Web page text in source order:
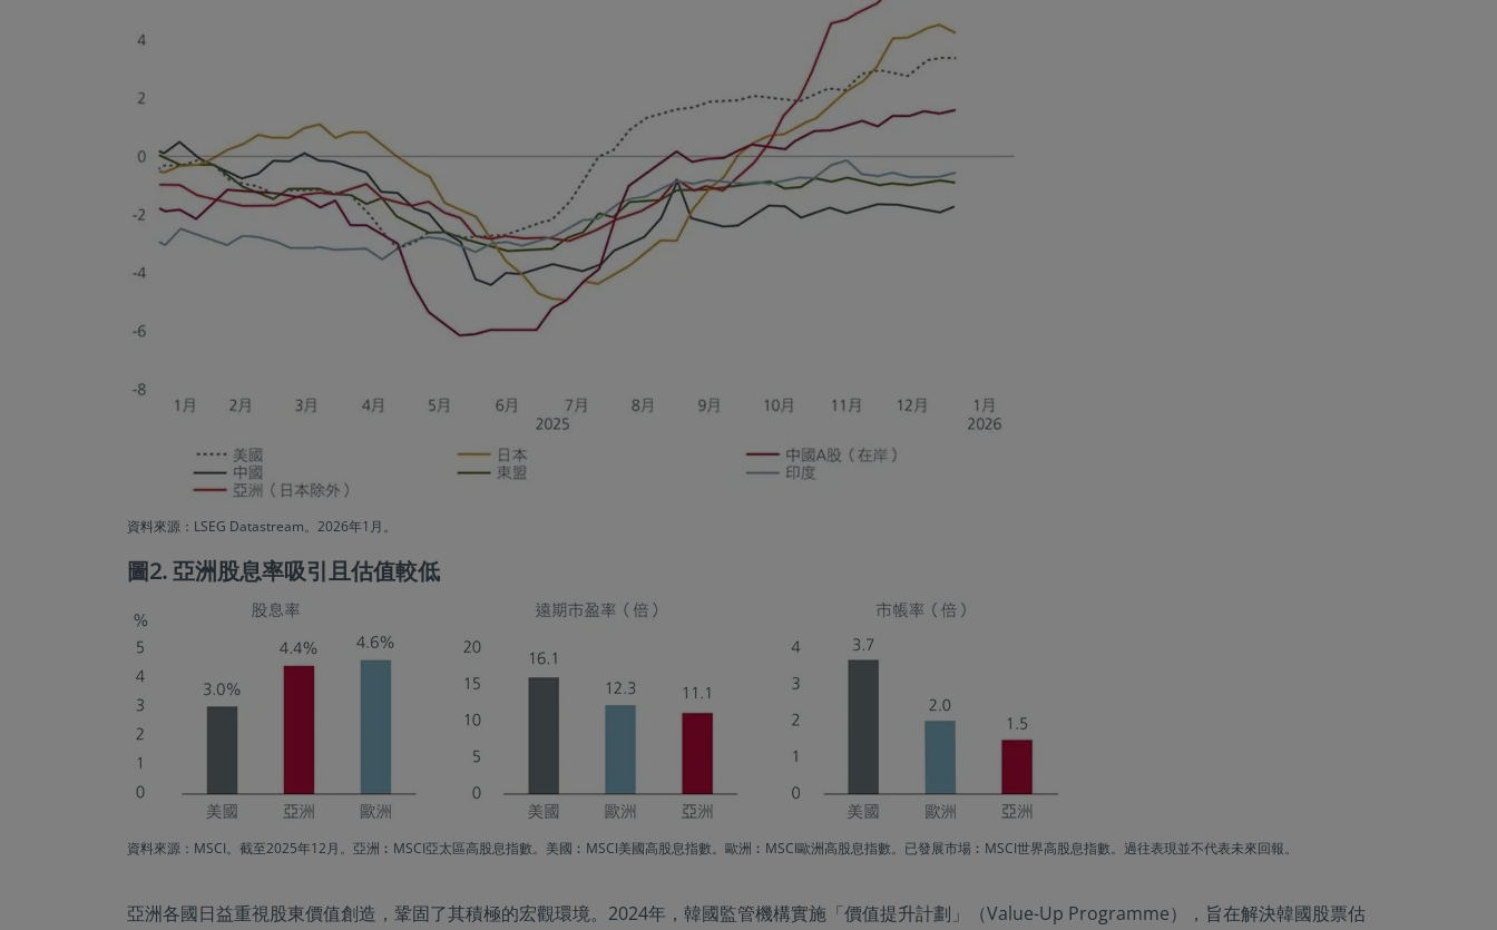
資料來源：LSEG Datastream。2026年1月。
圖2. 亞洲股息率吸引且估值較低
資料來源：MSCI。截至2025年12月。亞洲︰MSCI亞太區高股息指數。美國︰MSCI美國高股息指數。歐洲︰MSCI歐洲高股息指數。已發展市場︰MSCI世界高股息指數。過往表現並不代表未來回報。
亞洲各國日益重視股東價值創造，鞏固了其積極的宏觀環境。2024年，韓國監管機構實施「價值提升計劃」（Value-Up Programme），旨在解決韓國股票估